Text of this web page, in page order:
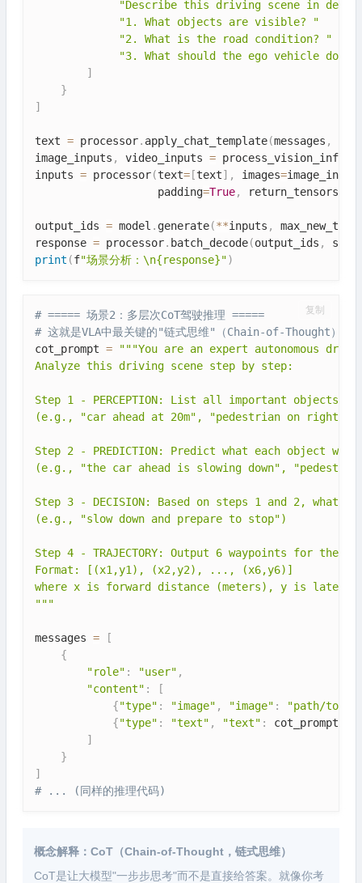
"Describe this driving scene in
"1. What objects are visible? "
"2. What is the road condition? "
"3. What should the ego vehicle do
]
}
]
text = processor. apply_chat_template(messages ,
image_inputs , video_inputs = process_vision_info
inputs = processor(text= [text] , images=
                   padding
=True, return_tensors
output_ids = model . generate(**inputs ,
response = processor. batch_decode(output_ids ,
print (f"场景分析：\n{response}")
# ===== 场景2：多层次CoT驾驶推理 =====
# 这就是VLA中最关键的"链式思维"（Chain-of-Thought）
cot_prompt =
"""You are an expert autonomous
Analyze this driving scene step by step:
Step 1 - PERCEPTION: List all important objects
(e.g., "car ahead at 20m", "pedestrian on right
Step 2 - PREDICTION: Predict what each object
(e.g., "the car ahead is slowing down",
Step 3 - DECISION: Based on steps 1 and 2, what
(e.g., "slow down and prepare to stop")
Step 4 - TRAJECTORY: Output 6 waypoints for the
Format: [(x1,y1), (x2,y2), ..., (x6,y6)]
where x is forward distance (meters), y is
"""
messages =
[
{
"role" : "user" ,
"content" :
[
{"type" : "image" , "image" :
"path/to/
{"type" : "text" , "text" : cot_prompt
]
}
]
# ... (同样的推理代码)
复制
概念解释：CoT（Chain-of-Thought，链式思维）
CoT是让大模型"一步步思考"而不是直接给答案。就像你考